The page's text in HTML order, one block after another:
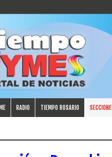
RADIO TIEMPO ROSARIO